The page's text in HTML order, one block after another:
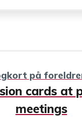
på
cards at
meetings